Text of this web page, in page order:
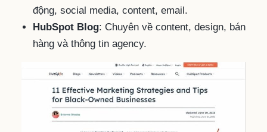
động, social media, content, email.
HubSpot Blog: Chuyên về content, design, bán
hàng và thông tin agency.